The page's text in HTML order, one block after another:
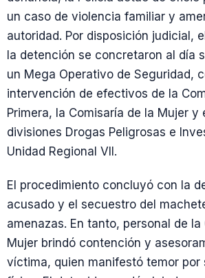
un caso de violencia familiar y
autoridad. Por disposición judicial,
la detención se concretaron al día
un Mega Operativo de Seguridad,
intervención de efectivos de la
Primera, la Comisaría de la Mujer y
divisiones Drogas Peligrosas e
Unidad Regional VII.
El procedimiento concluyó con la
acusado y el secuestro del
amenazas. En tanto, personal de la
Mujer brindó contención y
víctima, quien manifestó temor por